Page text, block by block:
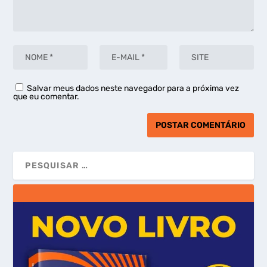
Salvar meus dados neste navegador para a próxima vez
que eu comentar.